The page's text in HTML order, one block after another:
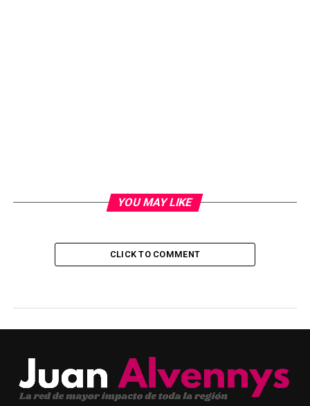
YOU MAY LIKE
CLICK TO COMMENT